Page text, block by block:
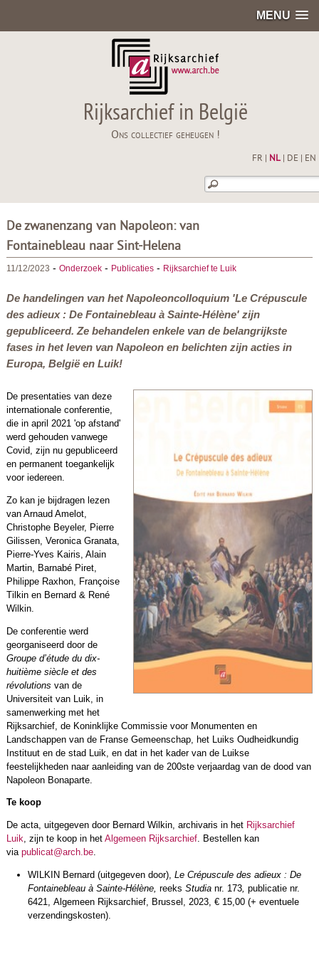
MENU
Rijksarchief in België
Ons collectief geheugen !
FR NL| DE EN
De zwanenzang van Napoleon: van
Fontainebleau naar Sint-Helena
11/12/2023 - Onderzoek- Publicaties- Rijksarchief te Luik
De handelingen van het Napoleoncolloquium 'Le Crépuscule
des adieux : De Fontainebleau à Sainte-Hélène' zijn
gepubliceerd. Ze behandelen enkele van de belangrijkste
fases in het leven van Napoleon en belichten zijn acties in
Europa, België en Luik!
De presentaties van deze
internationale conferentie,
die in april 2021 'op afstand'
werd gehouden vanwege
Covid, zijn nu gepubliceerd
en permanent toegankelijk
voor iedereen.
Zo kan je bijdragen lezen
van Arnaud Amelot,
Christophe Beyeler, Pierre
Gilissen, Veronica Granata,
Pierre-Yves Kairis, Alain
Martin, Barnabé Piret,
Philippe Raxhon, Françoise
Tilkin en Bernard & René
Wilkin.
De conferentie werd
georganiseerd door de
Groupe d’étude du dix-
huitième siècle et des
révolutions van de
Universiteit van Luik, in
samenwerking met het
Rijksarchief, de Koninklijke Commissie voor Monumenten en
Landschappen van de Franse Gemeenschap, het Luiks Oudheidkundig
Instituut en de stad Luik, en dat in het kader van de Luikse
feestelijkheden naar aanleiding van de 200ste verjaardag van de dood van
Napoleon Bonaparte.
Te koop
De acta, uitgegeven door Bernard Wilkin, archivaris in het Rijksarchief
Luik, zijn te koop in het Algemeen Rijksarchief. Bestellen kan
via publicat@arch.be.
WILKIN Bernard (uitgegeven door), Le Crépuscule des adieux : De
Fontainebleau à Sainte-Hélène, reeks Studia nr. 173, publicatie nr.
6421, Algemeen Rijksarchief, Brussel, 2023, € 15,00 (+ eventuele
verzendingskosten).